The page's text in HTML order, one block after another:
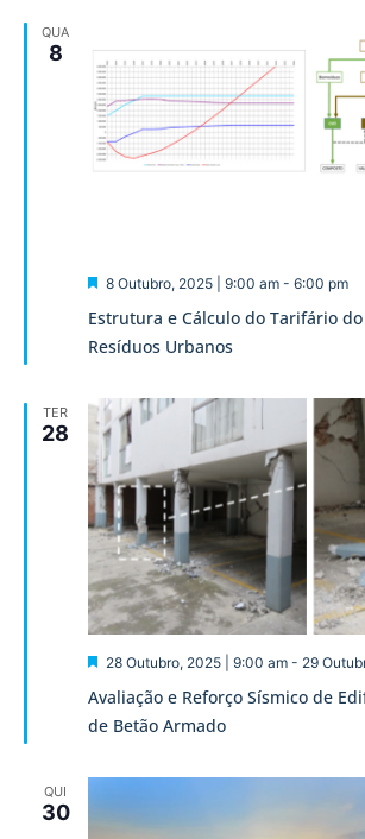
QUA
8
Estrutura e Cálculo do Tarifário
Resíduos Urbanos
Destaque
8 Outubro, 2025 | 9:00 am- 6:00 pm
TER
28
Avaliação e Reforço Sísmico de
de Betão Armado
Destaque
28 Outubro, 2025 | 9:00 am- 29
QUI
30